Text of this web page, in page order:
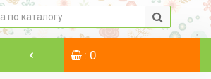
: 0